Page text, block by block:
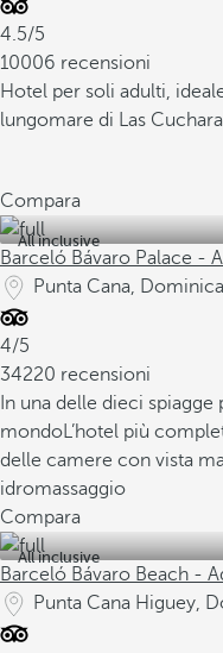
4.5/5
10006 recensioni
Hotel per soli adulti,
lungomare di Las
Compara
All inclusive
Barceló Bávaro Palace -
Punta Cana,
4/5
34220 recensioni
In una delle dieci spiagge
mondoL’hotel più
delle camere con vista
idromassaggio
Compara
All inclusive
Barceló Bávaro Beach -
Punta Cana Higuey,